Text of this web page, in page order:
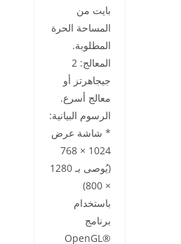
بايت من
المساحة الحرة
المطلوبة.
المعالج: 2
جيجاهرتز أو
معالج أسرع.
الرسوم البيانية:
* شاشة عرض
1024 × 768
(يُوصى بـ 1280
× 800)
باستخدام
برنامج
OpenGL®